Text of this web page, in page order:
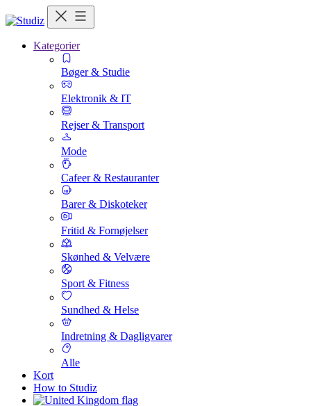
Kategorier
Bøger & Studie
Elektronik & IT
Rejser & Transport
Mode
Cafeer & Restauranter
Barer & Diskoteker
Fritid & Fornøjelser
Skønhed & Velvære
Sport & Fitness
Sundhed & Helse
Indretning & Dagligvarer
Alle
Kort
How to Studiz